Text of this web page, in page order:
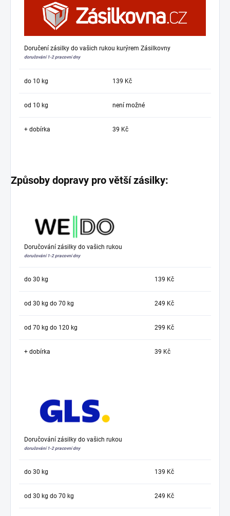
Doručení zásilky do vašich rukou kurýrem Zásilkovny
doručování 1-2 pracovní dny
do 10 kg 139 Kč
od 10 kg není možné
+ dobírka 39 Kč
Způsoby dopravy pro větší zásilky:
Doručování zásilky do vašich rukou
doručování 1-2 pracovní dny
do 30 kg 139 Kč
od 30 kg do 70 kg 249 Kč
od 70 kg do 120 kg 299 Kč
+ dobírka 39 Kč
Doručování zásilky do vašich rukou
doručování 1-2 pracovní dny
do 30 kg 139 Kč
od 30 kg do 70 kg 249 Kč